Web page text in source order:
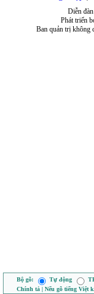
Diễn
Phát triển
Ban quản trị không
Bộ gõ: Tự động
Chính tả | Nếu gõ tiếng Việt